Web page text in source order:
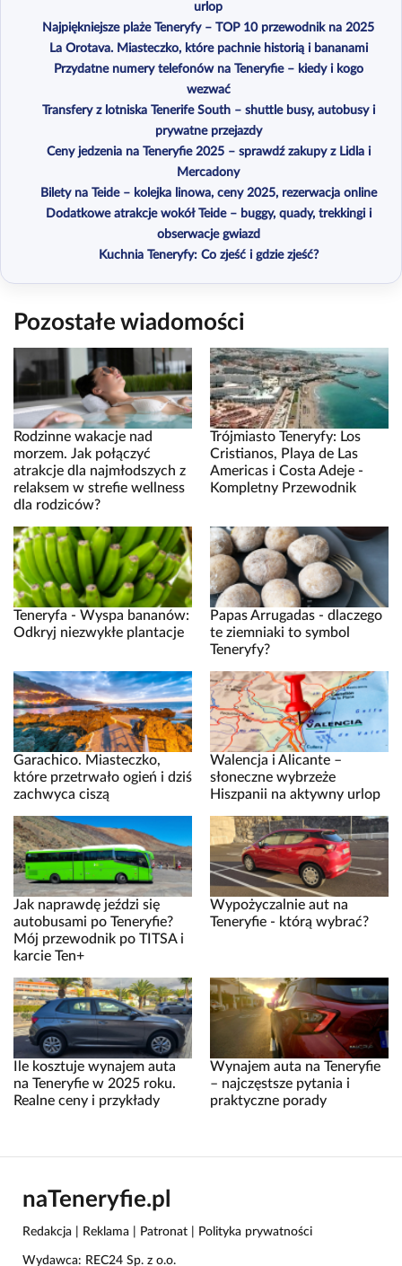
urlop
Najpiękniejsze plaże Teneryfy – TOP 10 przewodnik na 2025
La Orotava. Miasteczko, które pachnie historią i bananami
Przydatne numery telefonów na Teneryfie – kiedy i kogo
wezwać
Transfery z lotniska Tenerife South – shuttle busy, autobusy i
prywatne przejazdy
Ceny jedzenia na Teneryfie 2025 – sprawdź zakupy z Lidla i
Mercadony
Bilety na Teide – kolejka linowa, ceny 2025, rezerwacja online
Dodatkowe atrakcje wokół Teide – buggy, quady, trekkingi i
obserwacje gwiazd
Kuchnia Teneryfy: Co zjeść i gdzie zjeść?
Pozostałe wiadomości
Rodzinne wakacje nad
morzem. Jak połączyć
atrakcje dla najmłodszych z
relaksem w strefie wellness
dla rodziców?
Trójmiasto Teneryfy: Los
Cristianos, Playa de Las
Americas i Costa Adeje -
Kompletny Przewodnik
Teneryfa - Wyspa bananów:
Odkryj niezwykłe plantacje
Papas Arrugadas - dlaczego
te ziemniaki to symbol
Teneryfy?
Garachico. Miasteczko,
które przetrwało ogień i dziś
zachwyca ciszą
Walencja i Alicante –
słoneczne wybrzeże
Hiszpanii na aktywny urlop
Jak naprawdę jeździ się
autobusami po Teneryfie?
Mój przewodnik po TITSA i
karcie Ten+
Wypożyczalnie aut na
Teneryfie - którą wybrać?
Ile kosztuje wynajem auta
na Teneryfie w 2025 roku.
Realne ceny i przykłady
Wynajem auta na Teneryfie
– najczęstsze pytania i
praktyczne porady
naTeneryfie.pl
Redakcja Reklama Patronat Polityka prywatności
Wydawca: REC24 Sp. z o.o.